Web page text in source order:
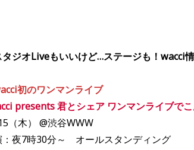
タジオLiveもいいけど…ステージも！wacci情
初のワンマンライブ
presents 君とシェア ワンマンライブで
（木） @渋谷WWW
：夜7時30分～ オールスタンディング